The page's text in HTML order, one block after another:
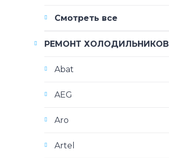
Смотреть все
РЕМОНТ ХОЛОДИЛЬНИКОВ
Abat
AEG
Aro
Artel